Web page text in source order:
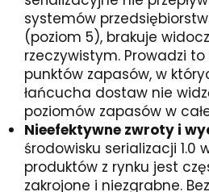
systemów
(poziom 5), brakuje
rzeczywistym. Prowadzi
punktów zapasów, w
łańcucha dostaw nie
poziomów zapasów w
Nieefektywne zwroty i
środowisku serializacji 1.0
produktów z rynku jest
zakrojone i niezgrabne.